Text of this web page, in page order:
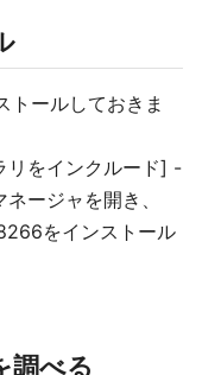
トールしておきま
をインクルード] -
ージャを開き、
をインストール
調べる